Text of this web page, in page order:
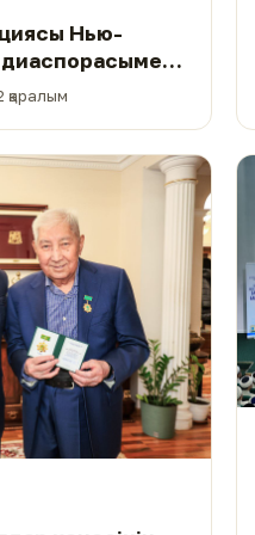
Нью-
диаспорасымен
өткізді
қаралым